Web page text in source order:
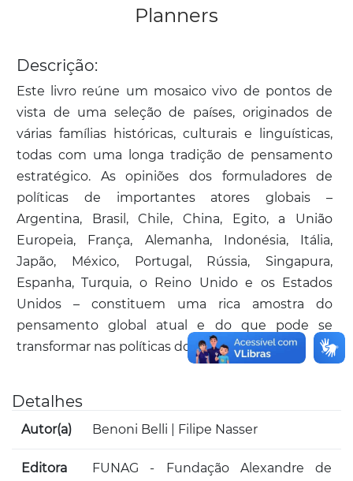
Planners
Descrição:
Este livro reúne um mosaico vivo de pontos de
vista de uma seleção de países, originados de
várias famílias históricas, culturais e linguísticas,
todas com uma longa tradição de pensamento
estratégico. As opiniões dos formuladores de
políticas de importantes atores globais –
Argentina, Brasil, Chile, China, Egito, a União
Europeia, França, Alemanha, Indonésia, Itália,
Japão, México, Portugal, Rússia, Singapura,
Espanha, Turquia, o Reino Unido e os Estados
Unidos – constituem uma rica amostra do
pensamento global atual e do que pode se
transformar nas políticas do amanhã.
Detalhes
Autor(a) Benoni Belli | Filipe Nasser
Editora
FUNAG - Fundação Alexandre de